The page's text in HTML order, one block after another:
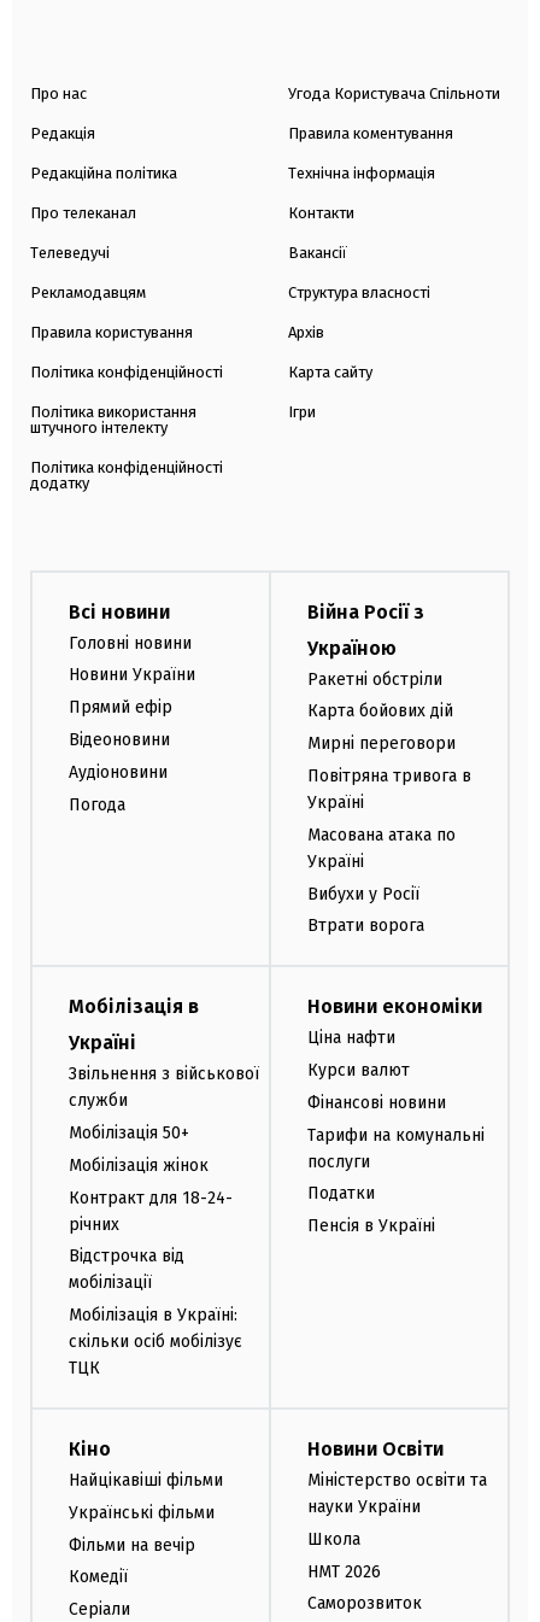
Про нас
Редакція
Редакційна політика
Про телеканал
Телеведучі
Рекламодавцям
Правила користування
Політика конфіденційності
Політика використання
штучного інтелекту
Політика конфіденційності
додатку
Угода Користувача Спільноти
Правила коментування
Технічна інформація
Контакти
Вакансії
Структура власності
Архів
Карта сайту
Ігри
Всі новини
Головні новини
Новини України
Прямий ефір
Відеоновини
Аудіоновини
Погода
Війна Росії з
Україною
Ракетні обстріли
Карта бойових дій
Мирні переговори
Повітряна тривога в
Україні
Масована атака по
Україні
Вибухи у Росії
Втрати ворога
Мобілізація в
Україні
Звільнення з військової
служби
Мобілізація 50+
Мобілізація жінок
Контракт для 18-24-
річних
Відстрочка від
мобілізації
Мобілізація в Україні:
скільки осіб мобілізує
ТЦК
Новини економіки
Ціна нафти
Курси валют
Фінансові новини
Тарифи на комунальні
послуги
Податки
Пенсія в Україні
Кіно
Найцікавіші фільми
Українські фільми
Фільми на вечір
Комедії
Серіали
Новини Освіти
Міністерство освіти та
науки України
Школа
НМТ 2026
Саморозвиток